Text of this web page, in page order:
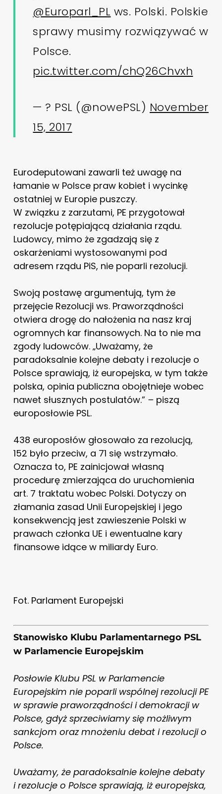
@Europarl_PL ws. Polski. Polskie
sprawy musimy rozwiązywać w
Polsce.
pic.twitter.com/chQ26Chvxh
— ? PSL (@nowePSL) November
15, 2017
Eurodeputowani zawarli też uwagę na
łamanie w Polsce praw kobiet i wycinkę
ostatniej w Europie puszczy.
W związku z zarzutami, PE przygotował
rezolucje potępiającą działania rządu.
Ludowcy, mimo że zgadzają się z
oskarżeniami wystosowanymi pod
adresem rządu PiS, nie poparli rezolucji.
Swoją postawę argumentują, tym że
przejęcie Rezolucji ws. Praworządności
otwiera drogę do nałożenia na nasz kraj
ogromnych kar finansowych. Na to nie ma
zgody ludowców. „Uważamy, że
paradoksalnie kolejne debaty i rezolucje o
Polsce sprawiają, iż europejska, w tym także
polska, opinia publiczna obojętnieje wobec
nawet słusznych postulatów.”– piszą
europosłowie PSL.
438 europosłów głosowało za rezolucją,
152 było przeciw, a 71 się wstrzymało.
Oznacza to, PE zainicjował własną
procedurę zmierzająca do uruchomienia
art. 7 traktatu wobec Polski. Dotyczy on
złamania zasad Unii Europejskiej i jego
konsekwencją jest zawieszenie Polski w
prawach członka UE i ewentualne kary
finansowe idące w miliardy Euro.
Fot. Parlament Europejski
Stanowisko Klubu Parlamentarnego PSL
w Parlamencie Europejskim
Posłowie Klubu PSL w Parlamencie
Europejskim nie poparli wspólnej rezolucji PE
w sprawie praworządności i demokracji w
Polsce, gdyż sprzeciwiamy się możliwym
sankcjom oraz mnożeniu debat i rezolucji o
Polsce.
Uważamy, że paradoksalnie kolejne debaty
i rezolucje o Polsce sprawiają, iż europejska,